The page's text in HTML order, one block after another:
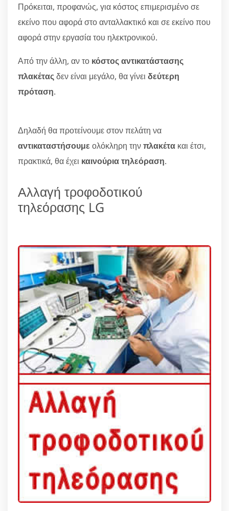
Πρόκειται, προφανώς, για κόστος επιμερισμένο σε
εκείνο που αφορά στο ανταλλακτικό και σε εκείνο που
αφορά στην εργασία του ηλεκτρονικού.
Από την άλλη, αν το κόστος αντικατάστασης
πλακέταςδεν είναι μεγάλο, θα γίνει δεύτερη
πρόταση.
Δηλαδή θα προτείνουμε στον πελάτη να
αντικαταστήσουμε ολόκληρη τηνπλακέτα και έτσι,
πρακτικά, θα έχει καινούρια τηλεόραση.
Αλλαγή τροφοδοτικού
τηλεόρασης LG